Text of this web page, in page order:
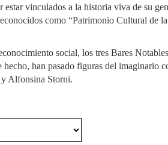
estar vinculados a la historia viva de su
como “Patrimonio Cultural de
social, los tres Bares
hecho, han pasado figuras del imaginario
y Alfonsina Storni.